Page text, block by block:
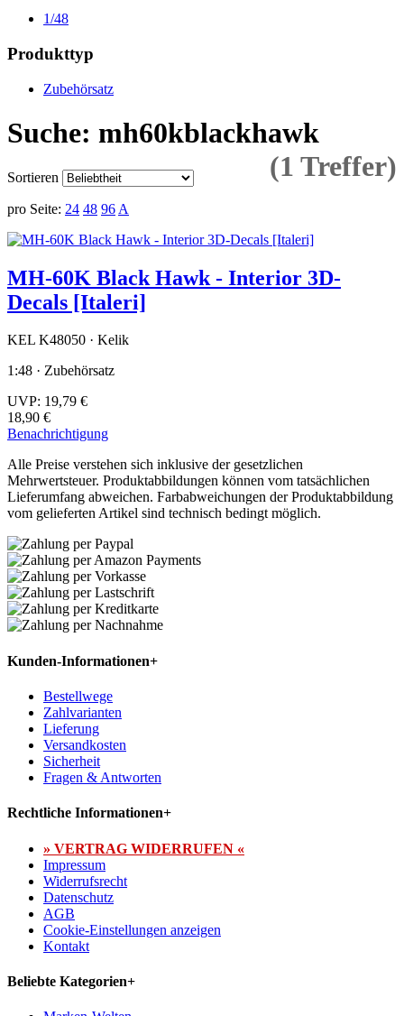
1/48
Produkttyp
Zubehörsatz
Suche: mh60kblackhawk
(1 Treffer)
Sortieren
pro Seite: 24 48 96 A
MH-60K Black Hawk - Interior 3D-
Decals [Italeri]
KEL K48050 · Kelik
1:48 · Zubehörsatz
UVP: 19,79 €
18,90 €
Benachrichtigung
Alle Preise verstehen sich inklusive der gesetzlichen
Mehrwertsteuer. Produktabbildungen können vom tatsächlichen
Lieferumfang abweichen. Farbabweichungen der Produktabbildung
vom gelieferten Artikel sind technisch bedingt möglich.
Kunden-Informationen+
Bestellwege
Zahlvarianten
Lieferung
Versandkosten
Sicherheit
Fragen & Antworten
Rechtliche Informationen+
» VERTRAG WIDERRUFEN «
Impressum
Widerrufsrecht
Datenschutz
AGB
Cookie-Einstellungen anzeigen
Kontakt
Beliebte Kategorien+